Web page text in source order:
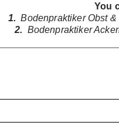
You
1. Bodenpraktiker Obst
2. Bodenpraktiker